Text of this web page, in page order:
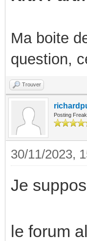
Ma boite
question,
Trouver
Posting Freak
30/11/2023,
Je
le forum